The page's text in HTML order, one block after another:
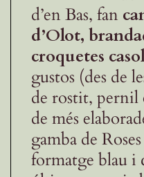
d’en Bas, fan
d’Olot,
croquetes
gustos (des de
de rostit, pernil
de més
gamba de
formatge blau i